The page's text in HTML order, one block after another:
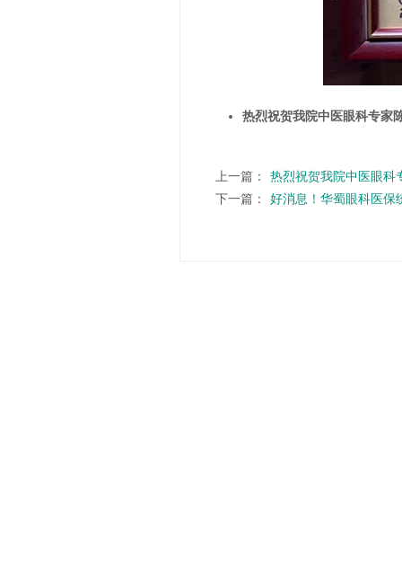
热烈祝贺我院中医眼科专家
上一篇：
热烈祝贺我院中医眼科
下一篇：
好消息！华蜀眼科医保